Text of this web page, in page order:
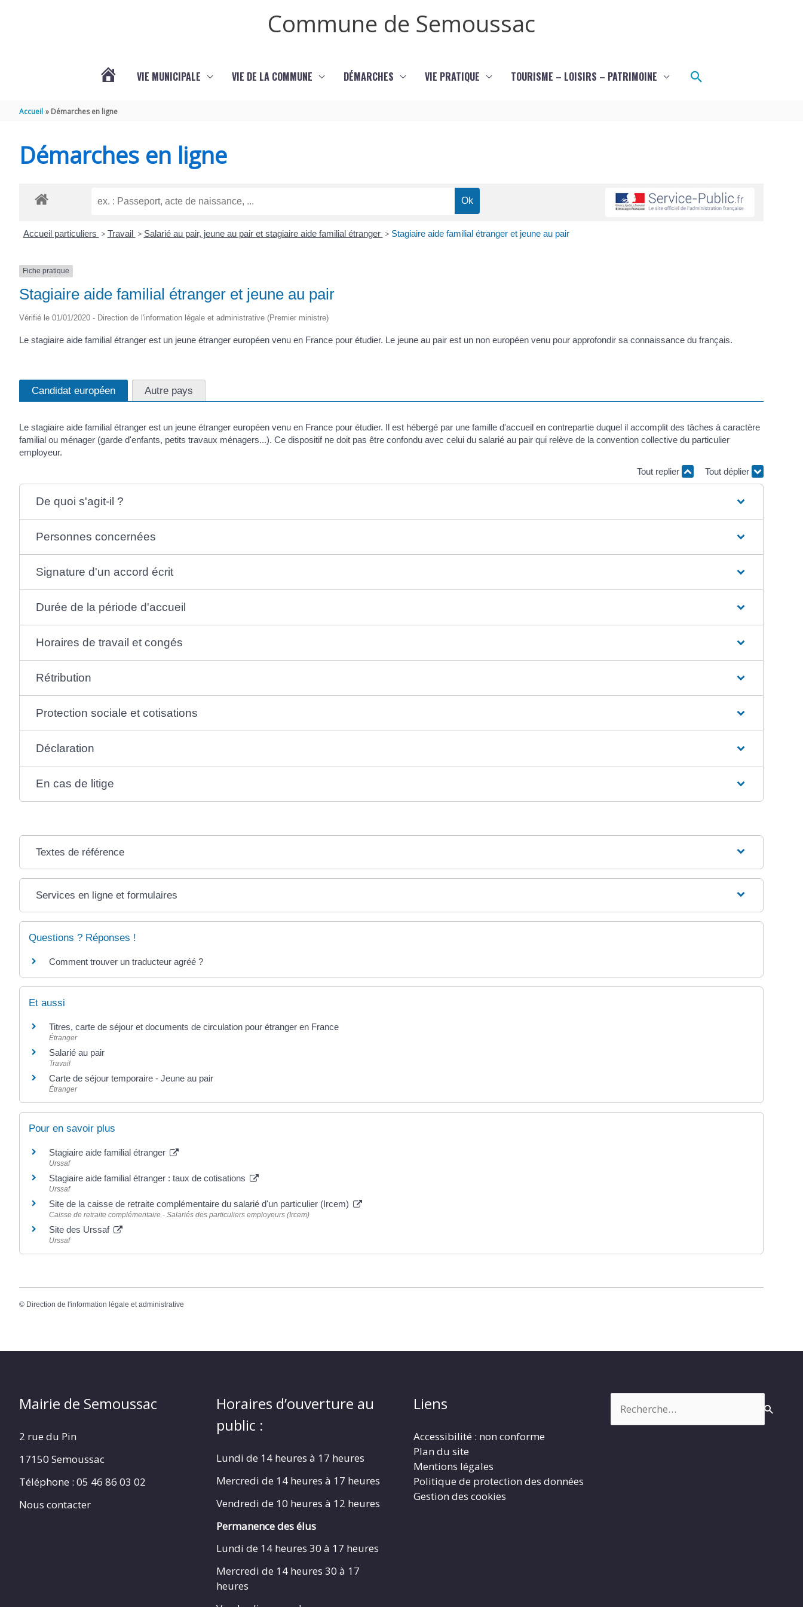
Commune de Semoussac
SEMOUSSAC
VIE MUNICIPALE VIE DE LA COMMUNE DÉMARCHES VIE PRATIQUE TOURISME – LOISIRS – PATRIMOINE Rechercher
Accueil Démarches en ligne
Démarches en ligne
Accueil particuliers > Travail > Salarié au pair, jeune au pair et stagiaire aide familial étranger > Stagiaire aide familial étranger et jeune au pair
Fiche pratique
Stagiaire aide familial étranger et jeune au pair
Vérifié le 01/01/2020 - Direction de l'information légale et administrative (Premier ministre)
Le stagiaire aide familial étranger est un jeune étranger européen venu en France pour étudier. Le jeune au pair est un non européen venu pour approfondir sa connaissance du français.
Candidat européen Autre pays
Le stagiaire aide familial étranger est un jeune étranger européen venu en France pour étudier. Il est hébergé par une famille d'accueil en contrepartie duquel il accomplit des tâches à caractère
familial ou ménager (garde d'enfants, petits travaux ménagers...). Ce dispositif ne doit pas être confondu avec celui du salarié au pair qui relève de la convention collective du particulier
employeur.
Tout replier
Tout déplier
De quoi s'agit-il ?
Personnes concernées
Signature d'un accord écrit
Durée de la période d'accueil
Horaires de travail et congés
Rétribution
Protection sociale et cotisations
Déclaration
En cas de litige
Textes de référence
Services en ligne et formulaires
Questions ? Réponses !
Comment trouver un traducteur agréé ?
Et aussi
Titres, carte de séjour et documents de circulation pour étranger en France
Étranger
Salarié au pair
Travail
Carte de séjour temporaire - Jeune au pair
Étranger
Pour en savoir plus
Stagiaire aide familial étranger
Urssaf
Stagiaire aide familial étranger : taux de cotisations
Urssaf
Site de la caisse de retraite complémentaire du salarié d'un particulier (Ircem)
Caisse de retraite complémentaire - Salariés des particuliers employeurs (Ircem)
Site des Urssaf
Urssaf
© Direction de l'information légale et administrative
Mairie de Semoussac
2 rue du Pin
17150 Semoussac
Téléphone : 05 46 86 03 02
Nous contacter
Horaires d’ouverture au
public :
Lundi de 14 heures à 17 heures
Mercredi de 14 heures à 17 heures
Vendredi de 10 heures à 12 heures
Permanence des élus
Lundi de 14 heures 30 à 17 heures
Mercredi de 14 heures 30 à 17
heures
Liens
Accessibilité : non conforme
Plan du site
Mentions légales
Politique de protection des données
Gestion des cookies